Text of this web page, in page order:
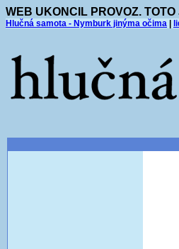
WEB UKONCIL PROVOZ.
Hlučná samota - Nymburk jinýma očima